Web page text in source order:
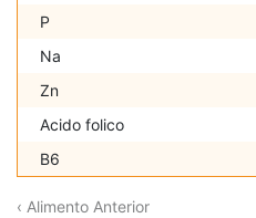
P
Na
Zn
Acido folico
B6
‹ Alimento Anterior